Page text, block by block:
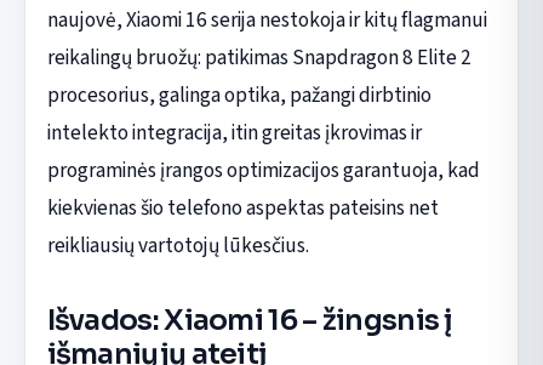
naujovė, Xiaomi 16 serija nestokoja ir kitų flagmanui
reikalingų bruožų: patikimas Snapdragon 8 Elite 2
procesorius, galinga optika, pažangi dirbtinio
intelekto integracija, itin greitas įkrovimas ir
programinės įrangos optimizacijos garantuoja, kad
kiekvienas šio telefono aspektas pateisins net
reikliausių vartotojų lūkesčius.
Išvados: Xiaomi 16 – žingsnis į
išmaniųjų ateitį